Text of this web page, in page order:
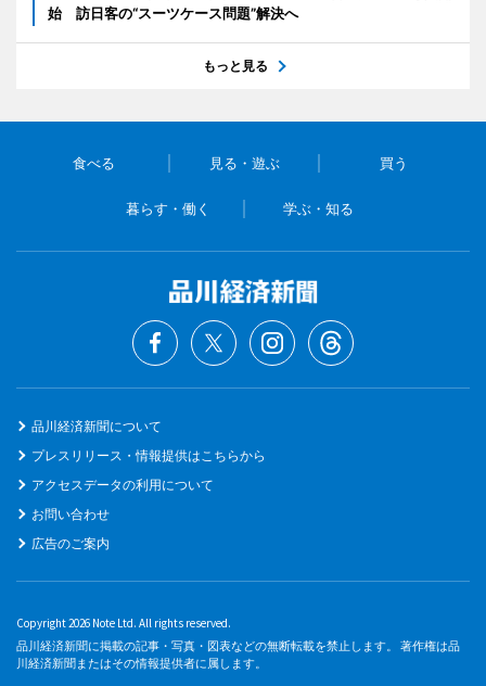
始 訪日客の“スーツケース問題”解決へ
もっと見る
食べる 見る・遊ぶ 買う
暮らす・働く 学ぶ・知る
品川経済新聞について
プレスリリース・情報提供はこちらから
アクセスデータの利用について
お問い合わせ
広告のご案内
Copyright 2026 Note Ltd. All rights reserved.
品川経済新聞に掲載の記事・写真・図表などの無断転載を禁止します。 著作権は品
川経済新聞またはその情報提供者に属します。